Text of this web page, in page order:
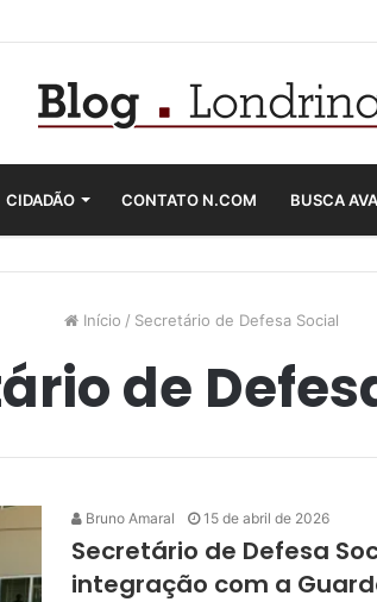
CIDADÃO CONTATO N.COM BUSCA
Início / Secretário de Defesa Social
de
Bruno Amaral 15 de abril de 2026
Secretário de Defesa
integração com a